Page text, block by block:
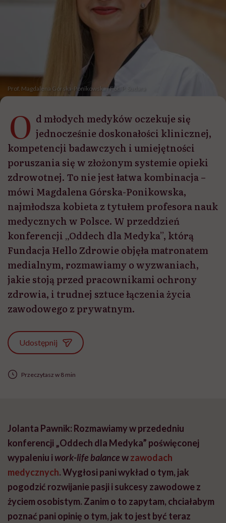
Prof. Magdalena Górska-Ponikowska / Fot. P. Sudara
O d młodych medyków oczekuje się
jednocześnie doskonałości klinicznej,
kompetencji badawczych i umiejętności
poruszania się w złożonym systemie opieki
zdrowotnej. To nie jest łatwa kombinacja –
mówi Magdalena Górska-Ponikowska,
najmłodsza kobieta z tytułem profesora nauk
medycznych w Polsce. W przeddzień
konferencji „Oddech dla Medyka”, którą
Fundacja Hello Zdrowie objęła matronatem
medialnym, rozmawiamy o wyzwaniach,
jakie stoją przed pracownikami ochrony
zdrowia, i trudnej sztuce łączenia życia
zawodowego z prywatnym.
Udostępnij
Przeczytasz w 8 min
Jolanta Pawnik: Rozmawiamy w przededniu
konferencji „Oddech dla Medyka” poświęconej
wypaleniu i work-life balancewzawodach
medycznych. Wygłosi pani wykład o tym, jak
pogodzić rozwijanie pasji i sukcesy zawodowe z
życiem osobistym. Zanim o to zapytam, chciałabym
poznać pani opinię o tym, jak to jest być teraz